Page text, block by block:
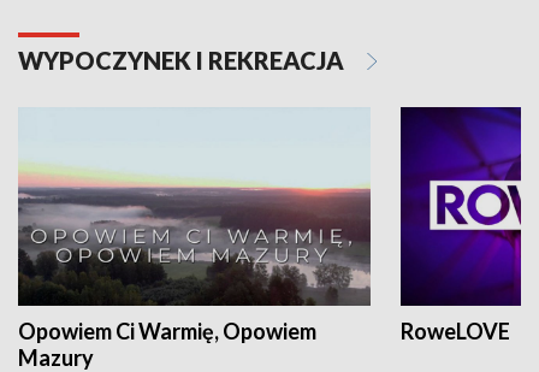
WYPOCZYNEK I REKREACJA
Opowiem Ci Warmię, Opowiem
Mazury
RoweLOVE